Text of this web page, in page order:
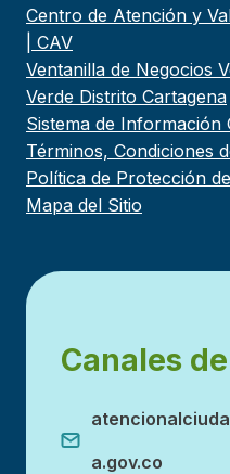
Centro de Atención y
| CAV
Ventanilla de Negocios
Verde Distrito Cartagena
Sistema de Información
Términos, Condiciones
Política de Protección
Mapa del Sitio
Canales
a.gov.co